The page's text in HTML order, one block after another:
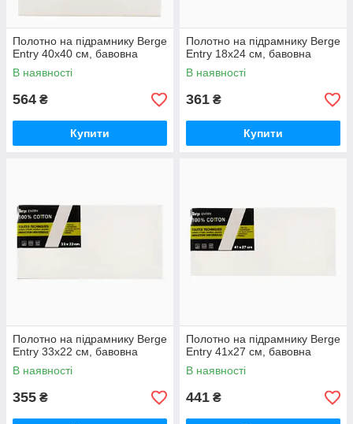
Полотно на підрамнику Berge
Entry 40х40 см, бавовна
В наявності
564 ₴
Купити
Полотно на підрамнику Berge
Entry 18х24 см, бавовна
В наявності
361 ₴
Купити
Полотно на підрамнику Berge
Entry 33х22 см, бавовна
В наявності
355 ₴
Полотно на підрамнику Berge
Entry 41х27 см, бавовна
В наявності
441 ₴